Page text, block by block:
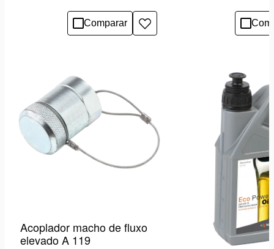
Comparar
Adicionar
à
Acoplador macho de fluxo
elevado A 119